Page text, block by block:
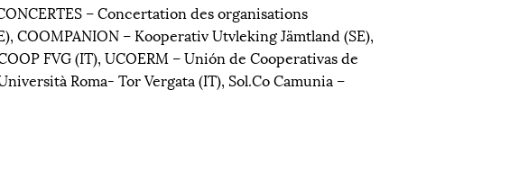
– Concertation des organisations
COOMPANION – Kooperativ Utvleking Jämtland (SE),
FVG (IT), UCOERM – Unión de Cooperativas de
Roma- Tor Vergata (IT), Sol.Co Camunia –